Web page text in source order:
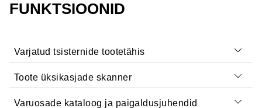
FUNKTSIOONID
Varjatud tsisternide tootetähis
Toote üksikasjade skanner
Varuosade kataloog ja paigaldusjuhendid